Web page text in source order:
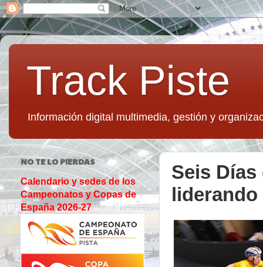
Track Piste
Información digital multimedia, gestión y
Seis
NO TE LO PIERDAS
Calendario y sedes de los
Campeonatos y Copas de
España 2026-27